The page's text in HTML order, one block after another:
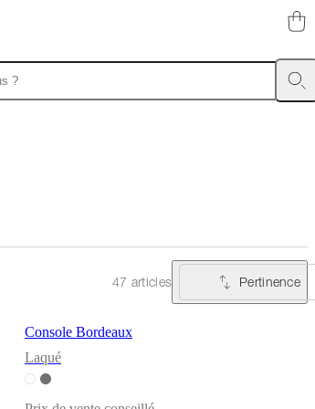
47 articles Pertinence
Console Bordeaux
Laqué